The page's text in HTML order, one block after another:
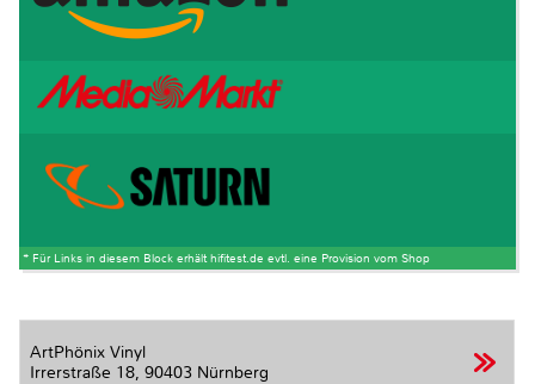
* Für Links in diesem Block erhält hifitest.de evtl. eine Provision vom Shop
ArtPhönix Vinyl
Irrerstraße 18, 90403 Nürnberg